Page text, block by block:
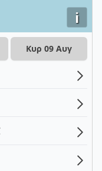
i
Κυρ 09 Αυγ